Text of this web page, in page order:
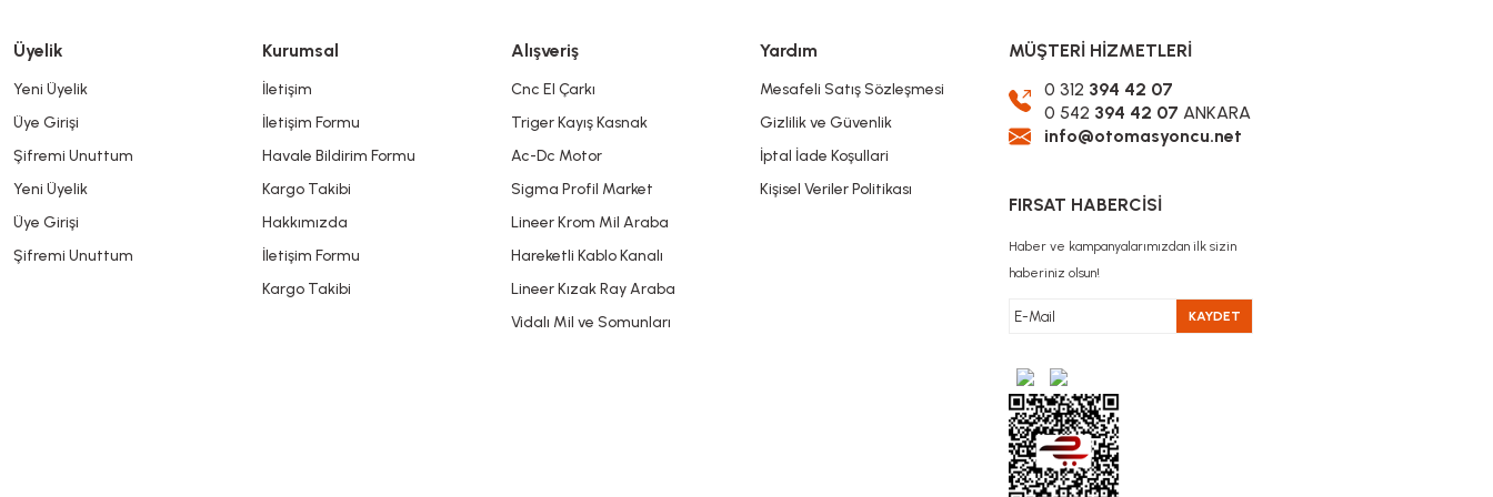
Üyelik
Yeni Üyelik
Üye Girişi
Şifremi Unuttum
Yeni Üyelik
Üye Girişi
Şifremi Unuttum
Kurumsal
İletişim
İletişim Formu
Havale Bildirim Formu
Kargo Takibi
Hakkımızda
İletişim Formu
Kargo Takibi
Alışveriş
Cnc El Çarkı
Triger Kayış Kasnak
Ac-Dc Motor
Sigma Profil Market
Lineer Krom Mil Araba
Hareketli Kablo Kanalı
Lineer Kızak Ray Araba
Vidalı Mil ve Somunları
Yardım
Mesafeli Satış Sözleşmesi
Gizlilik ve Güvenlik
İptal İade Koşullari
Kişisel Veriler Politikası
MÜŞTERİ HİZMETLERİ
0 312 394 42 07
0 542 394 42 07 ANKARA
info@otomasyoncu.net
FIRSAT HABERCİSİ
Haber ve kampanyalarımızdan ilk sizin
haberiniz olsun!
KAYDET